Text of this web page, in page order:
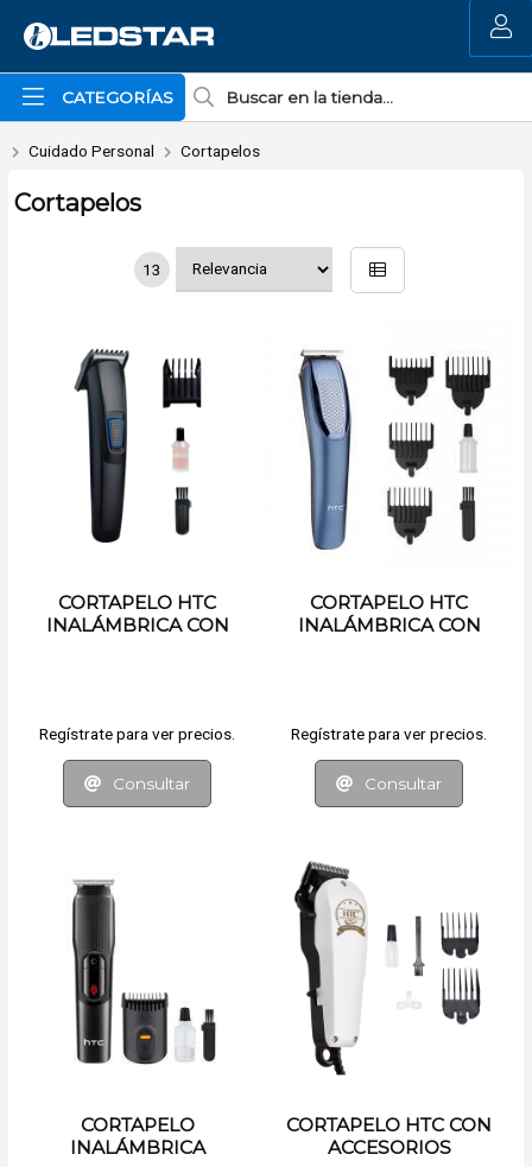
CATEGORÍAS
MI COMPRA
Cuidado Personal Cortapelos
Cortapelos
13
CORTAPELO HTC
INALÁMBRICA CON
Regístrate para ver precios.
Consultar
CORTAPELO HTC
INALÁMBRICA CON
Regístrate para ver precios.
Consultar
CORTAPELO
INALÁMBRICA
CORTAPELO HTC CON
ACCESORIOS